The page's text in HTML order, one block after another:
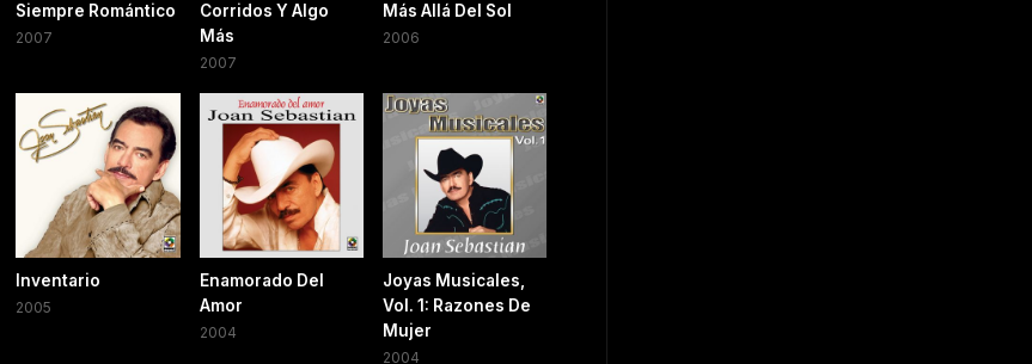
Siempre Romántico
2007
Corridos Y Algo
Más
2007
Más Allá Del Sol
2006
Inventario
2005
Enamorado Del
Amor
2004
Joyas Musicales,
Vol. 1: Razones De
Mujer
2004